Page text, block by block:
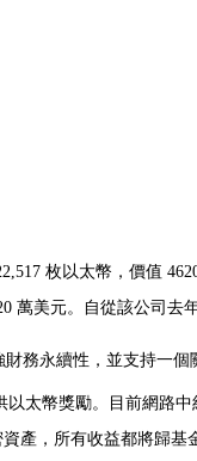
枚以太幣，價值
萬美元。自從該公司去
財務永續性，並支持一
太幣獎勵。目前網路中
產，所有收益都將歸基